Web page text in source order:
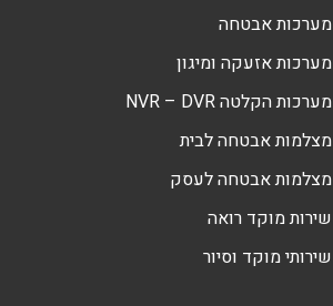
מערכות אבטחה
מערכות אזעקה ומיגון
מערכות הקלטה NVR – DVR
מצלמות אבטחה לבית
מצלמות אבטחה לעסק
שירות מוקד רואה
שירותי מוקד וסיור